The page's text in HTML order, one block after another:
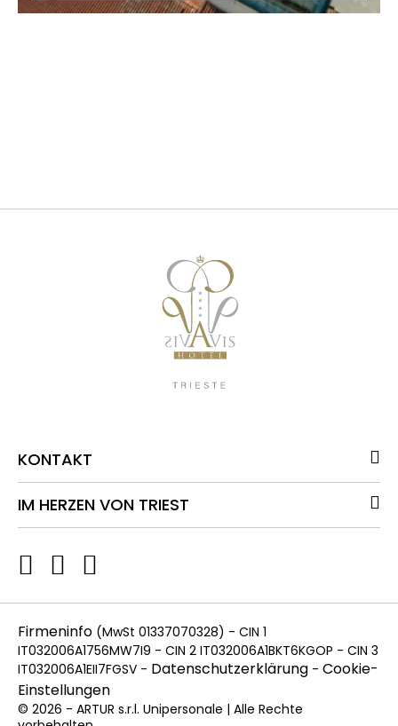
KONTAKT
IM HERZEN VON TRIEST
Firmeninfo (MwSt 01337070328) - CIN 1
IT032006A1756MW7I9 - CIN 2 IT032006A1BKT6KGOP - CIN 3
IT032006A1EII7FGSV - Datenschutzerklärung - Cookie-
Einstellungen
© 2026 - ARTUR s.r.l. Unipersonale | Alle Rechte